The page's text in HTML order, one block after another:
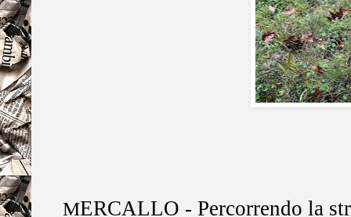
MERCALLO - Percorrendo la